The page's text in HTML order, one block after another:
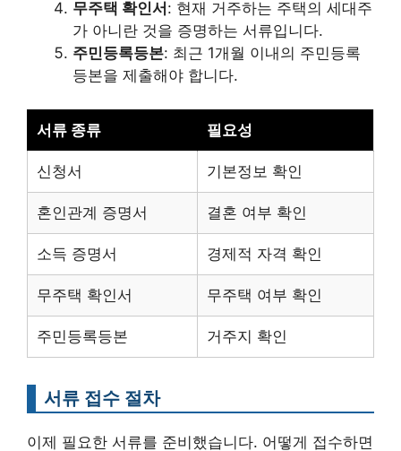
무주택 확인서: 현재 거주하는 주택의 세대주
가 아니란 것을 증명하는 서류입니다.
주민등록등본: 최근 1개월 이내의 주민등록
등본을 제출해야 합니다.
서류 종류 필요성
신청서 기본정보 확인
혼인관계 증명서 결혼 여부 확인
소득 증명서 경제적 자격 확인
무주택 확인서 무주택 여부 확인
주민등록등본 거주지 확인
서류 접수 절차
이제 필요한 서류를 준비했습니다. 어떻게 접수하면